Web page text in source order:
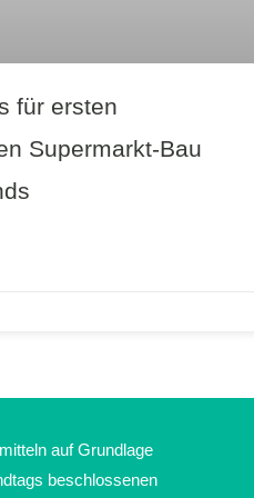
für ersten
Supermarkt-Bau
auf Grundlage
beschlossenen